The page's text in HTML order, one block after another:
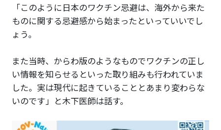
「このように日本のワクチン忌避は、海外から来た
ものに関する忌避感から始まったといっていいでし
ょう。
また当時、からわ版のようなものでワクチンの正し
い情報を知らせるといった取り組みも行われていま
した。実は現代に起きていることとあまり変わらな
いのです」と木下医師は話す。